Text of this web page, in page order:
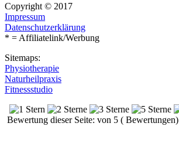
Copyright © 2017
Impressum
Datenschutzerklärung
* = Affiliatelink/Werbung
Sitemaps:
Physiotherapie
Naturheilpraxis
Fitnessstudio
Bewertung dieser Seite: von 5 ( Bewertungen)